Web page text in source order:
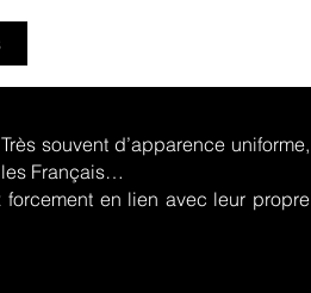
souvent d’apparence uniforme,
les Français…
en lien avec leur propre